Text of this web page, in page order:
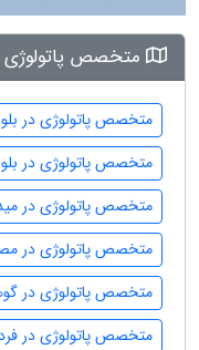
متخصص
متخصص پاتولوژی در
متخصص پاتولوژی در
متخصص پاتولوژی در
متخصص پاتولوژی در
متخصص پاتولوژی در
متخصص پاتولوژی در